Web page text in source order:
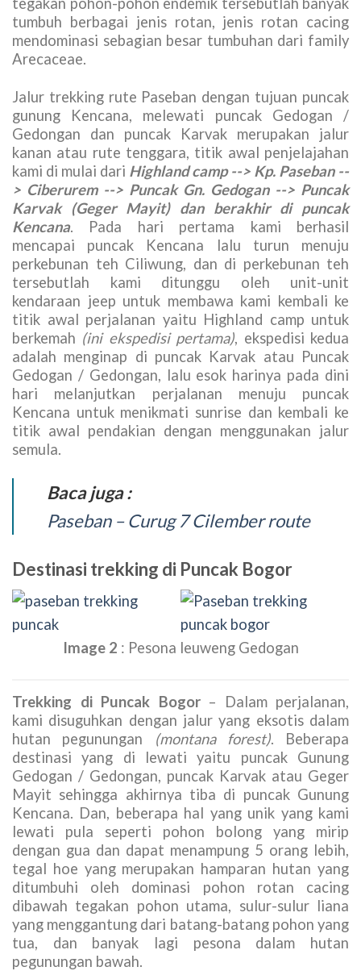
tumbuh berbagai jenis rotan, jenis rotan cacing
mendominasi sebagian besar tumbuhan dari family
Arecaceae.
Jalur trekking rute Paseban dengan tujuan puncak
gunung Kencana, melewati puncak Gedogan /
Gedongan dan puncak Karvak merupakan jalur
kanan atau rute tenggara, titik awal penjelajahan
kami di mulai dari Highland camp --> Kp. Paseban --
> Ciberurem --> Puncak Gn. Gedogan --> Puncak
Karvak (Geger Mayit) dan berakhir di puncak
Kencana. Pada hari pertama kami berhasil
mencapai puncak Kencana lalu turun menuju
perkebunan teh Ciliwung, dan di perkebunan teh
tersebutlah kami ditunggu oleh unit-unit
kendaraan jeep untuk membawa kami kembali ke
titik awal perjalanan yaitu Highland camp untuk
berkemah (ini ekspedisi pertama), ekspedisi kedua
adalah menginap di puncak Karvak atau Puncak
Gedogan / Gedongan, lalu esok harinya pada dini
hari melanjutkan perjalanan menuju puncak
Kencana untuk menikmati sunrise dan kembali ke
titik awal pendakian dengan menggunakan jalur
semula.
Baca juga :
Paseban – Curug 7 Cilember route
Destinasi trekking di Puncak Bogor
Image 2 : Pesona leuweng Gedogan
Trekking di Puncak Bogor– Dalam perjalanan,
kami disuguhkan dengan jalur yang eksotis dalam
hutan pegunungan
(montana forest). Beberapa
destinasi yang di lewati yaitu puncak Gunung
Gedogan / Gedongan, puncak Karvak atau Geger
Mayit sehingga akhirnya tiba di puncak Gunung
Kencana. Dan, beberapa hal yang unik yang kami
lewati pula seperti pohon bolong yang mirip
dengan gua dan dapat menampung 5 orang lebih,
tegal hoe yang merupakan hamparan hutan yang
ditumbuhi oleh dominasi pohon rotan cacing
dibawah tegakan pohon utama, sulur-sulur liana
yang menggantung dari batang-batang pohon yang
tua, dan banyak lagi pesona dalam hutan
pegunungan bawah.